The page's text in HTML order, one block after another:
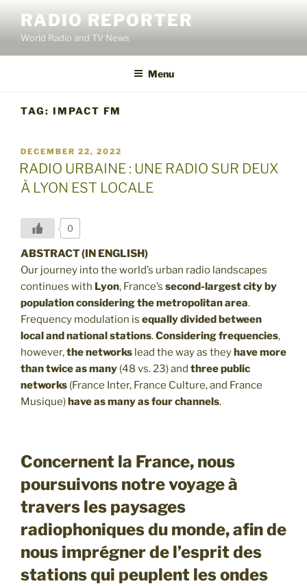
content
RADIO REPORTER
World Radio and TV News
Menu
TAG: IMPACT FM
POSTED
ON
DECEMBER 22, 2022
RADIO URBAINE : UNE RADIO SUR DEUX
À LYON EST LOCALE
0
ABSTRACT (IN ENGLISH)
Our journey into the world’s urban radio landscapes
continues with Lyon, France’s second-largest city by
populationconsidering the metropolitan area.
Frequency modulation is equally divided between
local and national stations.Considering frequencies,
however,the networks lead the way as theyhave more
than twice as many (48 vs. 23) and three public
networks (France Inter, France Culture, and France
Musique)have as many as four channels.
Concernent la France, nous
poursuivons notre voyage à
travers les paysages
radiophoniques du monde, afin de
nous imprégner de l’esprit des
stations qui peuplent les ondes